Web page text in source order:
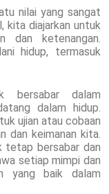
nilai yang sangat
kita diajarkan untuk
dan ketenangan.
hidup, termasuk
bersabar dalam
dalam hidup.
ujian atau cobaan
dan keimanan kita.
tetap bersabar dan
setiap mimpi dan
yang baik dalam